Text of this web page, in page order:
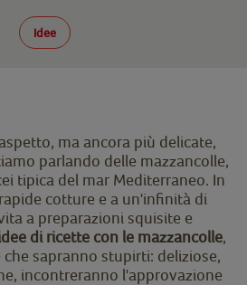
Idee
ma ancora più delicate,
parlando delle mazzancolle,
tipica del mar Mediterraneo. In
cotture e a un'infinità di
a preparazioni squisite e
di ricette con le mazzancolle,
sapranno stupirti: deliziose,
incontreranno l'approvazione